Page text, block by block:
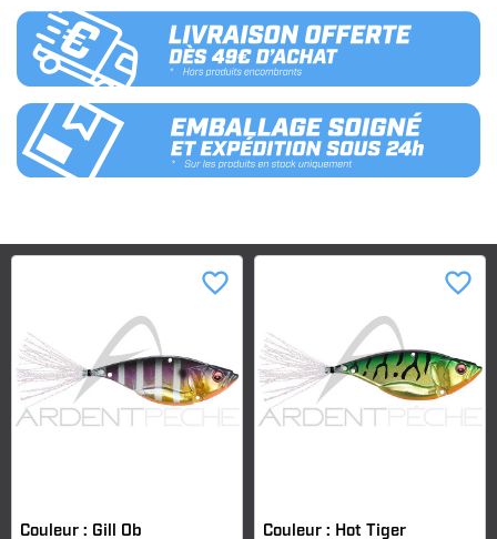
Couleur : Gill Ob
favorite_border
Couleur : Hot Tiger
favorite_border